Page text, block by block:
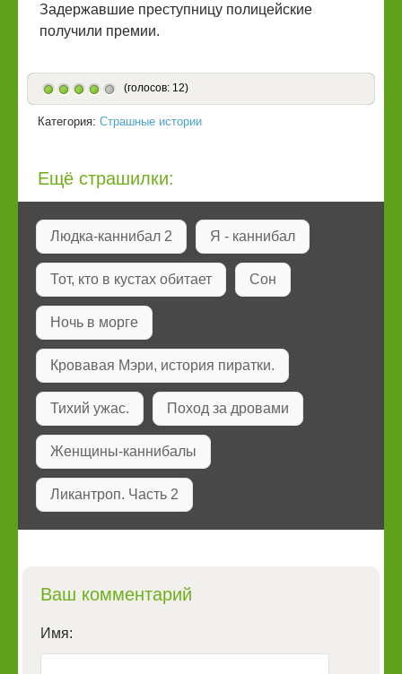
Задержавшие преступницу полицейские
получили премии.
(голосов: 12)
Категория: Страшные истории
Ещё страшилки:
Людка-каннибал 2 Я - каннибал
Тот, кто в кустах обитает Сон
Ночь в морге
Кровавая Мэри, история пиратки.
Тихий ужас. Поход за дровами
Женщины-каннибалы
Ликантроп. Часть 2
Ваш комментарий
Имя: